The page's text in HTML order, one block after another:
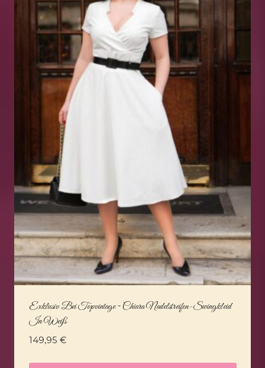
Exklusiv Bei Topvintage ~ Chiara Nadelstreifen-Swingkleid
In Weiß
149,95 €